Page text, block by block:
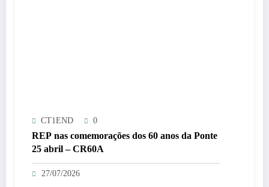
CT1END 0
REP nas comemorações dos 60 anos da Ponte
25 abril – CR60A
27/07/2026